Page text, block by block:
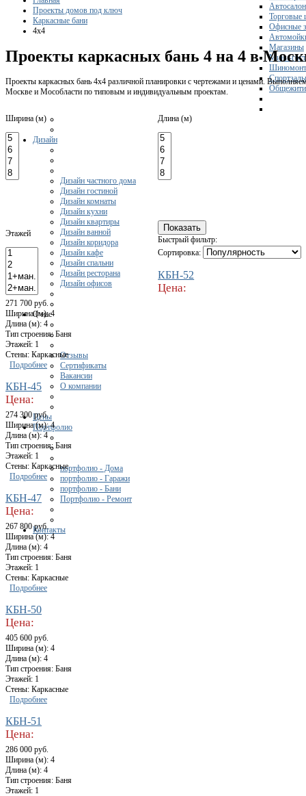
Торговые
Офисные
Магазины
Мини-
Спортзалы
Дизайн
Дизайн частного дома
Дизайн гостиной
Дизайн комнаты
Дизайн кухни
Дизайн квартиры
Дизайн ванной
Дизайн коридора
Дизайн кафе
Дизайн спальни
Дизайн ресторана
Дизайн офисов
О нас
Отзывы
Сертификаты
Вакансии
О компании
Цены
Портфолио
портфолио - Дома
портфолио - Гаражи
портфолио - Бани
Портфолио - Ремонт
Контакты
Проекты домов под ключ
Каркасные бани
4x4
Проекты каркасных бань 4 на 4 в
Проекты каркасных бань 4х4 различной планировки с чертежами и ценами.
Москве и Мособласти по типовым и индивидуальным проектам.
Ширина (м) Длина (м)
Этажей
Быстрый фильтр:
Сортировка:
КБН-52
Цена:
271 700 руб.
Ширина (м): 4
Длина (м): 4
Тип строения: Баня
Этажей: 1
Стены: Каркасные
Подробнее
КБН-45
Цена:
274 300 руб.
Ширина (м): 4
Длина (м): 4
Тип строения: Баня
Этажей: 1
Стены: Каркасные
Подробнее
КБН-47
Цена:
267 800 руб.
Ширина (м): 4
Длина (м): 4
Тип строения: Баня
Этажей: 1
Стены: Каркасные
Подробнее
КБН-50
Цена:
405 600 руб.
Ширина (м): 4
Длина (м): 4
Тип строения: Баня
Этажей: 1
Стены: Каркасные
Подробнее
КБН-51
Цена:
286 000 руб.
Ширина (м): 4
Длина (м): 4
Тип строения: Баня
Этажей: 1